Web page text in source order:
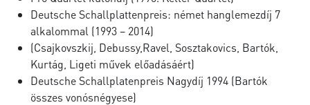
Deutsche Schallplattenpreis: német hanglemezdíj 7
alkalommal (1993 – 2014)
(Csajkovszkij, Debussy,Ravel, Sosztakovics, Bartók,
Kurtág, Ligeti művek előadásáért)
Deutsche Schallplatenpreis Nagydíj 1994 (Bartók
összes vonósnégyese)